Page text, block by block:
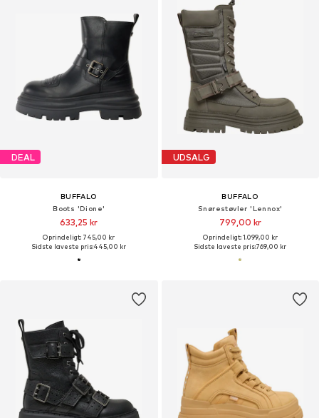
DEAL
BUFFALO
Boots 'Dione'
633,25 kr
Oprindeligt: 745,00 kr
Sidste laveste pris:445,00 kr
UDSALG
BUFFALO
Snørestøvler 'Lennox'
799,00 kr
Oprindeligt: 1.099,00 kr
Sidste laveste pris:769,00 kr